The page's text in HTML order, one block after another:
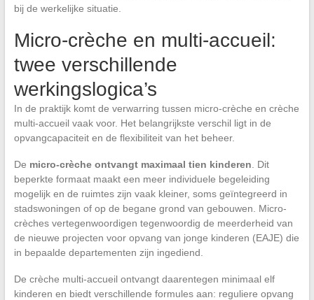
bij de werkelijke situatie.
Micro-crèche en multi-accueil:
twee verschillende
werkingslogica’s
In de praktijk komt de verwarring tussen micro-crèche en crèche
multi-accueil vaak voor. Het belangrijkste verschil ligt in de
opvangcapaciteit en de flexibiliteit van het beheer.
De micro-crèche ontvangt maximaal tien kinderen . Dit
beperkte formaat maakt een meer individuele begeleiding
mogelijk en de ruimtes zijn vaak kleiner, soms geïntegreerd in
stadswoningen of op de begane grond van gebouwen. Micro-
crèches vertegenwoordigen tegenwoordig de meerderheid van
de nieuwe projecten voor opvang van jonge kinderen (EAJE) die
in bepaalde departementen zijn ingediend.
De crèche multi-accueil ontvangt daarentegen minimaal elf
kinderen en biedt verschillende formules aan: reguliere opvang